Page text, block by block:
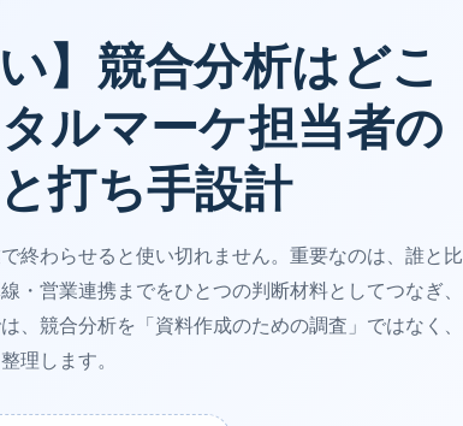
】競合分析はどこ
ルマーケ担当者の
打ち手設計
終わらせると使い切れません。重要なのは、誰と比
・営業連携までをひとつの判断材料としてつなぎ、
、競合分析を「資料作成のための調査」ではなく、
理します。